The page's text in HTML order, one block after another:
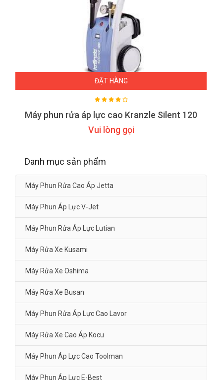
ĐẶT HÀNG
Máy phun rửa áp lực cao Kranzle Silent 120
Vui lòng gọi
Danh mục sản phẩm
Máy Phun Rửa Cao Áp Jetta
Máy Phun Áp Lực V-Jet
Máy Phun Rửa Áp Lực Lutian
Máy Rửa Xe Kusami
Máy Rửa Xe Oshima
Máy Rửa Xe Busan
Máy Phun Rửa Áp Lực Cao Lavor
Máy Rửa Xe Cao Áp Kocu
Máy Phun Áp Lực Cao Toolman
Máy Phun Áp Lực E-Best